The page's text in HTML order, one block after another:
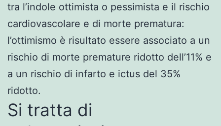
tra l’indole ottimista o pessimista e il rischio
cardiovascolare e di morte prematura:
l’ottimismo è risultato essere associato a un
rischio di morte premature ridotto dell’11% e
a un rischio di infarto e ictus del 35%
ridotto.
Si tratta di